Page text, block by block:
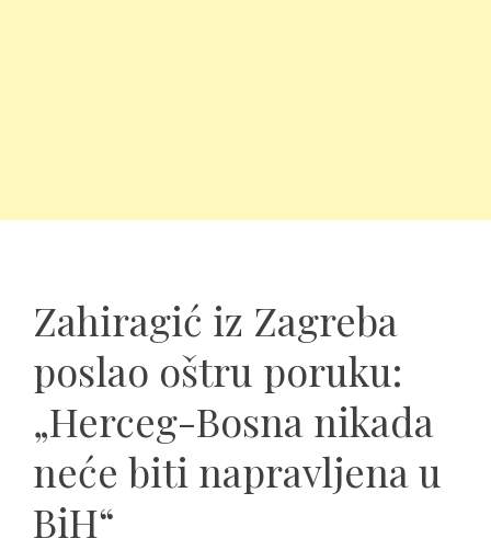
Zahiragić iz Zagreba
poslao oštru poruku:
„Herceg-Bosna nikada
neće biti napravljena u
BiH“